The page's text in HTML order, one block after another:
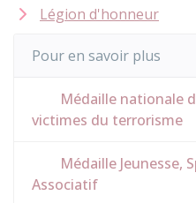
Légion d'honneur
Pour en savoir plus
Médaille nationale
victimes du terrorisme
Médaille Jeunesse,
Associatif